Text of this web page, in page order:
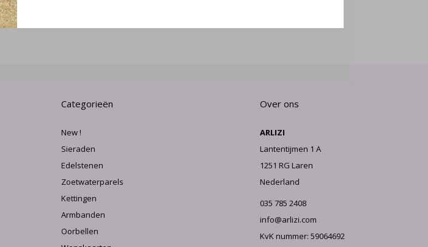
Categorieën
New !
Sieraden
Edelstenen
Zoetwaterparels
Kettingen
Armbanden
Oorbellen
Over ons
ARLIZI
Lantentijmen 1 A
1251 RG Laren
Nederland
035 785 2408
info@arlizi.com
KvK nummer: 59064692